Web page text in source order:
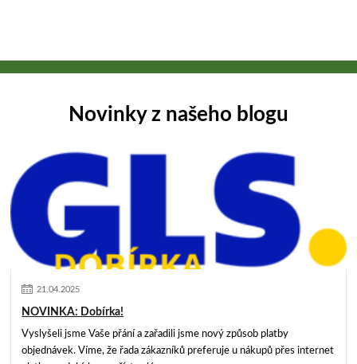
Novinky z našeho blogu
21.04.2025
NOVINKA: Dobírka!
Vyslyšeli jsme Vaše přání a zařadili jsme nový způsob platby
objednávek. Víme, že řada zákazníků preferuje u nákupů přes internet